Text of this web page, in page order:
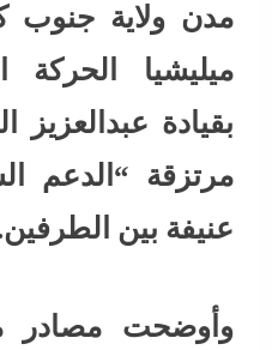
مدن ولاية جنوب
ميليشيا
بقيادة عبدالعزيز
مرتزقة “الدعم
عنيفة بين
وأوضحت مصادر